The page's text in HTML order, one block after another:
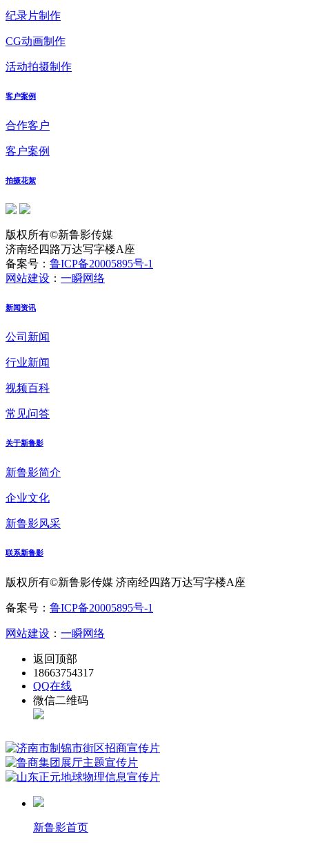
纪录片制作
CG动画制作
活动拍摄制作
客户案例
合作客户
客户案例
拍摄花絮
版权所有©新鲁影传媒
济南经四路万达写字楼A座
备案号： 鲁ICP备20005895号-1
网站建设 ： 一瞬网络
新闻资讯
公司新闻
行业新闻
视频百科
常见问答
关于新鲁影
新鲁影简介
企业文化
新鲁影风采
联系新鲁影
版权所有©新鲁影传媒 济南经四路万达写字楼A座
备案号： 鲁ICP备20005895号-1
网站建设 ： 一瞬网络
返回顶部
18663754317
QQ在线
微信二维码
新鲁影首页